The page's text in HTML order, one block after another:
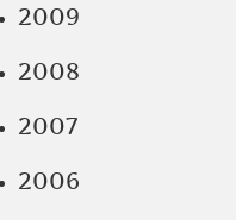
2009
2008
2007
2006